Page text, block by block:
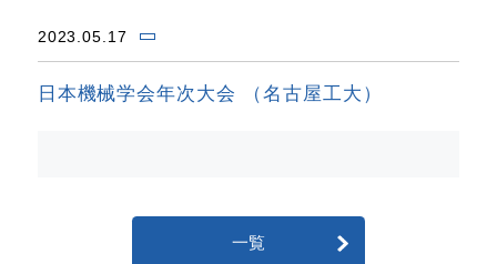
2023.05.17
日本機械学会年次大会 （名古屋工大）
一覧